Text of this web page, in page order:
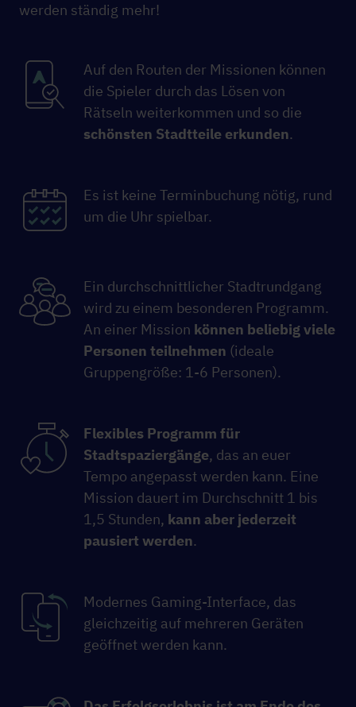
werden ständig mehr!
Auf den Routen der Missionen können
die Spieler durch das Lösen von
Rätseln weiterkommen und so die
schönsten Stadtteile erkunden.
Es ist keine Terminbuchung nötig, rund
um die Uhr spielbar.
Ein durchschnittlicher Stadtrundgang
wird zu einem besonderen Programm.
An einer Mission können beliebig viele
Personen teilnehmen (ideale
Gruppengröße: 1-6 Personen).
Flexibles Programm für
Stadtspaziergänge, das an euer
Tempo angepasst werden kann. Eine
Mission dauert im Durchschnitt 1 bis
1,5 Stunden, kann aber jederzeit
pausiert werden.
Modernes Gaming-Interface, das
gleichzeitig auf mehreren Geräten
geöffnet werden kann.